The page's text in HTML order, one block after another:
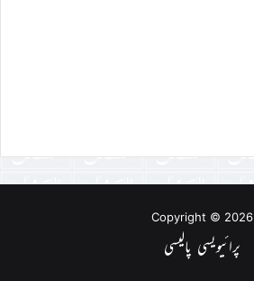
Copyright © 2026
پرائیویسی پالیسی